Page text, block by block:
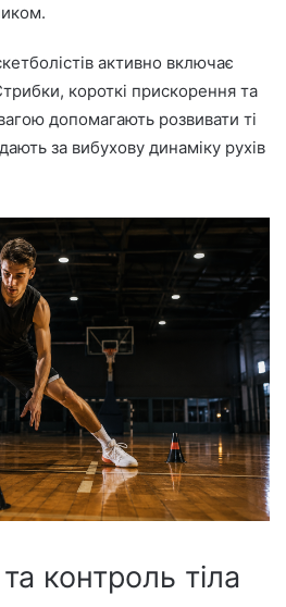
активно включає
короткі прискорення та
допомагають розвивати ті
за вибухову динаміку рухів
контроль тіла